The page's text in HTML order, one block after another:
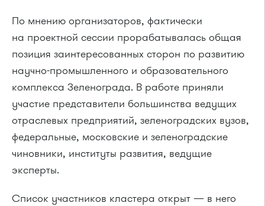
По мнению организаторов, фактически
на проектной сессии прорабатывалась общая
позиция заинтересованных сторон по развитию
научно-промышленного и образовательного
комплекса Зеленограда. В работе приняли
участие представители большинства ведущих
отраслевых предприятий, зеленоградских вузов,
федеральные, московские и зеленоградские
чиновники, институты развития, ведущие
эксперты.
Список участников кластера открыт — в него